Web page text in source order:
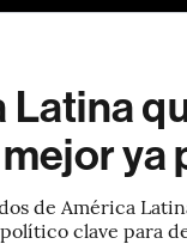
ya
de América
clave para